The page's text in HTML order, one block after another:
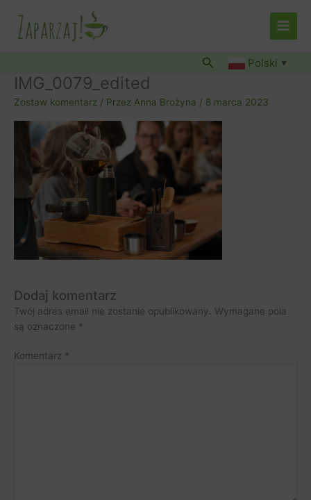
treści
Szukaj Polski ▼
IMG_0079_edited
Zostaw komentarz / Przez Anna Brożyna / 8 marca 2023
Dodaj komentarz
Twój adres email nie zostanie opublikowany.
Wymagane pola
są oznaczone *
Komentarz *